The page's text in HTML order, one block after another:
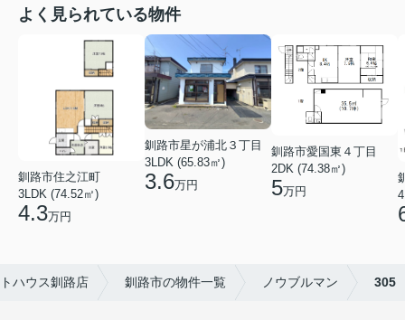
よく見られている物件
釧路市住之江町
3LDK (74.52㎡)
4.3万円
釧路市星が浦北３丁目
3LDK (65.83㎡)
3.6万円
釧路市愛国東４丁目
2DK (74.38㎡)
5万円
ハウス釧路店 釧路市の物件一覧 ノウブルマン 305